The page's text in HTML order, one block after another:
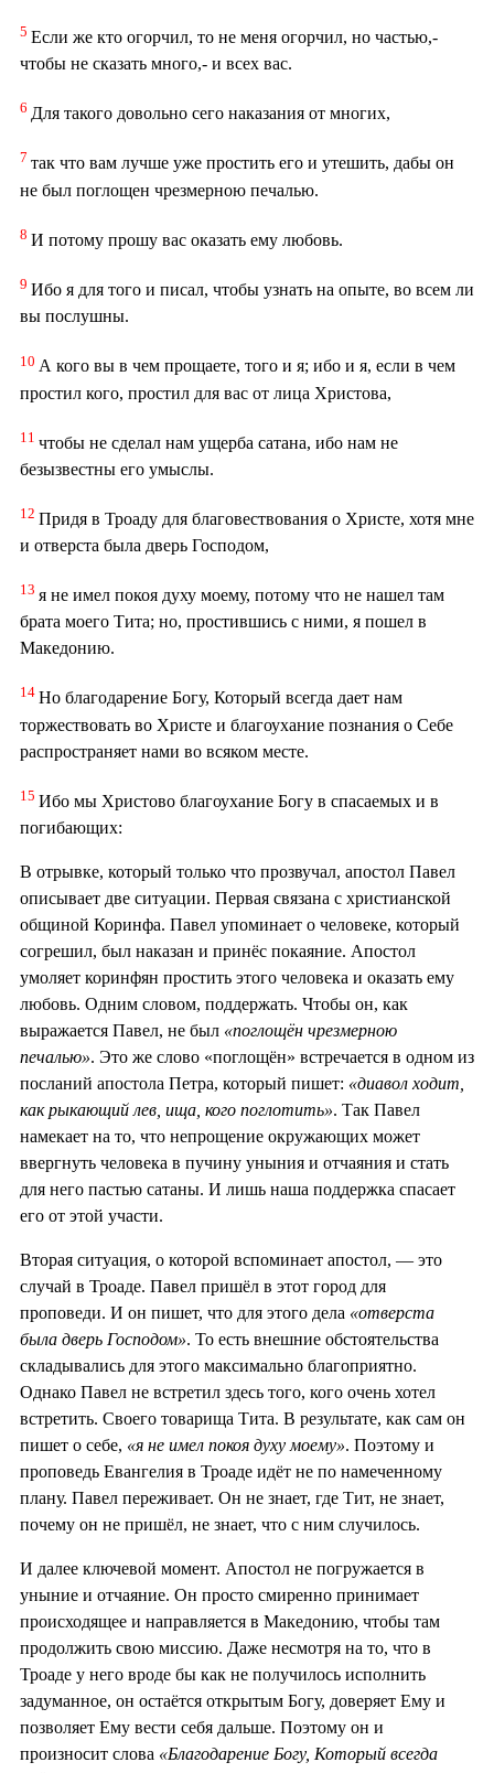
5 Если же кто огорчил, то не меня огорчил, но частью,-
чтобы не сказать много,- и всех вас.
6 Для такого довольно сего наказания от многих,
7 так что вам лучше уже простить его и утешить, дабы он
не был поглощен чрезмерною печалью.
8 И потому прошу вас оказать ему любовь.
9 Ибо я для того и писал, чтобы узнать на опыте, во всем ли
вы послушны.
10 А кого вы в чем прощаете, того и я; ибо и я, если в чем
простил кого, простил для вас от лица Христова,
11 чтобы не сделал нам ущерба сатана, ибо нам не
безызвестны его умыслы.
12 Придя в Троаду для благовествования о Христе, хотя мне
и отверста была дверь Господом,
13 я не имел покоя духу моему, потому что не нашел там
брата моего Тита; но, простившись с ними, я пошел в
Македонию.
14 Но благодарение Богу, Который всегда дает нам
торжествовать во Христе и благоухание познания о Себе
распространяет нами во всяком месте.
15 Ибо мы Христово благоухание Богу в спасаемых и в
погибающих:
В отрывке, который только что прозвучал, апостол Павел
описывает две ситуации. Первая связана с христианской
общиной Коринфа. Павел упоминает о человеке, который
согрешил, был наказан и принёс покаяние. Апостол
умоляет коринфян простить этого человека и оказать ему
любовь. Одним словом, поддержать. Чтобы он, как
выражается Павел, не был «поглощён чрезмерною
печалью». Это же слово «поглощён» встречается в одном из
посланий апостола Петра, который пишет: «диавол ходит,
как рыкающий лев, ища, кого поглотить». Так Павел
намекает на то, что непрощение окружающих может
ввергнуть человека в пучину уныния и отчаяния и стать
для него пастью сатаны. И лишь наша поддержка спасает
его от этой участи.
Вторая ситуация, о которой вспоминает апостол, — это
случай в Троаде. Павел пришёл в этот город для
проповеди. И он пишет, что для этого дела «отверста
была дверь Господом». То есть внешние обстоятельства
складывались для этого максимально благоприятно.
Однако Павел не встретил здесь того, кого очень хотел
встретить. Своего товарища Тита. В результате, как сам он
пишет о себе, «я не имел покоя духу моему». Поэтому и
проповедь Евангелия в Троаде идёт не по намеченному
плану. Павел переживает. Он не знает, где Тит, не знает,
почему он не пришёл, не знает, что с ним случилось.
И далее ключевой момент. Апостол не погружается в
уныние и отчаяние. Он просто смиренно принимает
происходящее и направляется в Македонию, чтобы там
продолжить свою миссию. Даже несмотря на то, что в
Троаде у него вроде бы как не получилось исполнить
задуманное, он остаётся открытым Богу, доверяет Ему и
позволяет Ему вести себя дальше. Поэтому он и
произносит слова «Благодарение Богу, Который всегда